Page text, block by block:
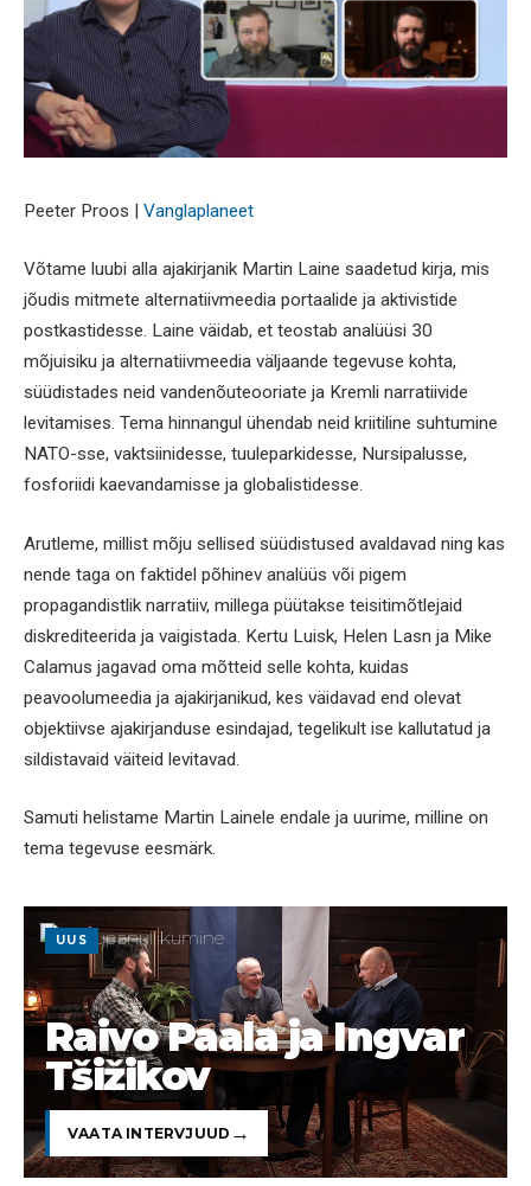
Peeter Proos | Vanglaplaneet
Võtame luubi alla ajakirjanik Martin Laine saadetud kirja, mis
jõudis mitmete alternatiivmeedia portaalide ja aktivistide
postkastidesse. Laine väidab, et teostab analüüsi 30
mõjuisiku ja alternatiivmeedia väljaande tegevuse kohta,
süüdistades neid vandenõuteooriate ja Kremli narratiivide
levitamises. Tema hinnangul ühendab neid kriitiline suhtumine
NATO-sse, vaktsiinidesse, tuuleparkidesse, Nursipalusse,
fosforiidi kaevandamisse ja globalistidesse.
Arutleme, millist mõju sellised süüdistused avaldavad ning kas
nende taga on faktidel põhinev analüüs või pigem
propagandistlik narratiiv, millega püütakse teisitimõtlejaid
diskrediteerida ja vaigistada. Kertu Luisk, Helen Lasn ja Mike
Calamus jagavad oma mõtteid selle kohta, kuidas
peavoolumeedia ja ajakirjanikud, kes väidavad end olevat
objektiivse ajakirjanduse esindajad, tegelikult ise kallutatud ja
sildistavaid väiteid levitavad.
Samuti helistame Martin Lainele endale ja uurime, milline on
tema tegevuse eesmärk.
UUS
Raivo Paala ja Ingvar
Tšižikov
VAATA INTERVJUUD